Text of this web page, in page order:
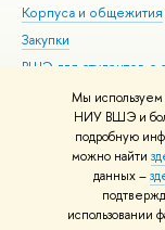
Мы используем
НИУ ВШЭ и
подробную
можно найти
данных –
использовании
Корпуса и общежития
Закупки
ВШЭ для студентов с
здоровья и
Версия для
Единая платежная
© НИУ ВШЭ